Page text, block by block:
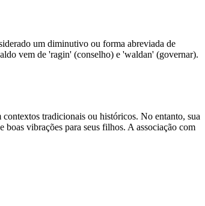
um diminutivo ou forma abreviada de
vem de 'ragin' (conselho) e 'waldan' (governar).
tradicionais ou históricos. No entanto, sua
vibrações para seus filhos. A associação com